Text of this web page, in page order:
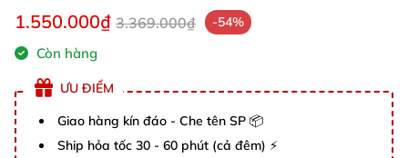
1.550.000₫ 3.369.000₫ -54%
Còn hàng
ƯU ĐIỂM
Giao hàng kín đáo - Che tên SP 📦
Ship hỏa tốc 30 - 60 phút (cả đêm) ⚡